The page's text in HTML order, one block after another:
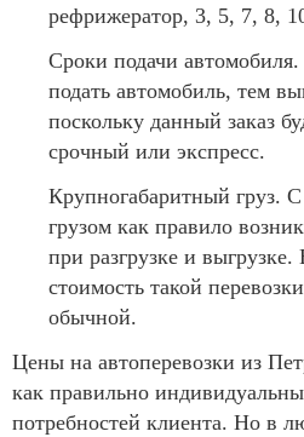
рефрижератор, 3, 5, 7, 8,
Сроки подачи
подать автомобиль, тем
поскольку данный заказ
срочный или экспресс.
Крупногабаритный груз.
грузом как правило
при разгрузке и выгрузке.
стоимость такой
обычной.
Цены на автоперевозки из
как правильно
потребностей клиента. Но в